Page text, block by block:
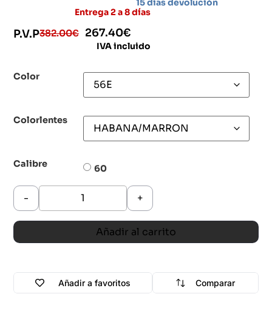
15 días devolución
Entrega 2 a 8 días
P.V.P382.00€ 267.40€
IVA incluido
Color
Colorlentes
Calibre 60
- +
Añadir al carrito
Añadir a favoritos Comparar